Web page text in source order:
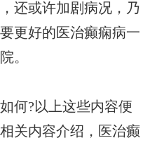
还或许加剧病况，乃
更好的医治癫痫病一
。
何?以上这些内容便
关内容介绍，医治癫